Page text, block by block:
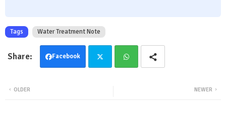
Tags Water Treatment Note
Facebook
NEWER
OLDER